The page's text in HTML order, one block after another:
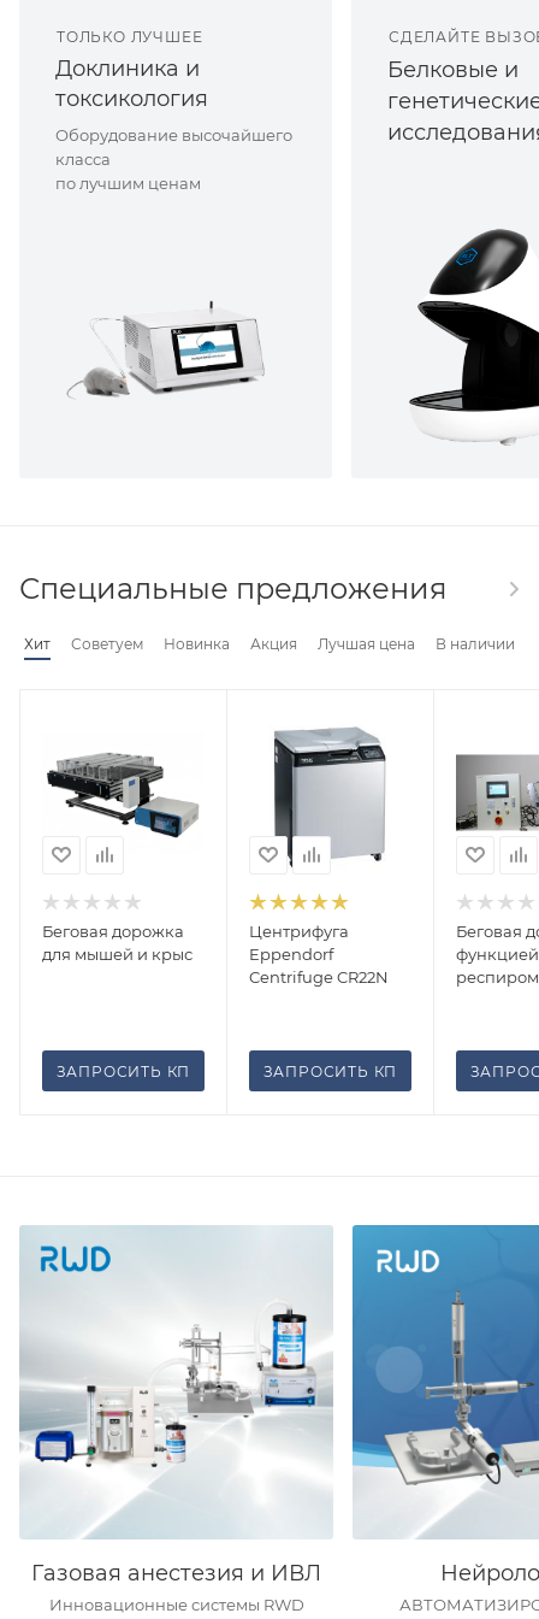
ТОЛЬКО ЛУЧШЕЕ
Доклиника и
токсикология
Оборудование высочайшего
класса
по лучшим ценам
СДЕЛАЙТЕ
Белковые и
Специальные предложения
Хит Советуем Новинка Акция Лучшая цена В наличии
Беговая дорожка
для мышей и крыс
ЗАПРОСИТЬ КП
Центрифуга
Eppendorf
Centrifuge CR22N
ЗАПРОСИТЬ КП
Беговая
функцией
Газовая анестезия и ИВЛ
Инновационные системы RWD